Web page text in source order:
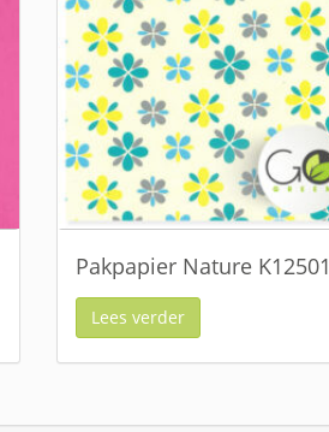
Pakpapier Nature K12501
Lees verder